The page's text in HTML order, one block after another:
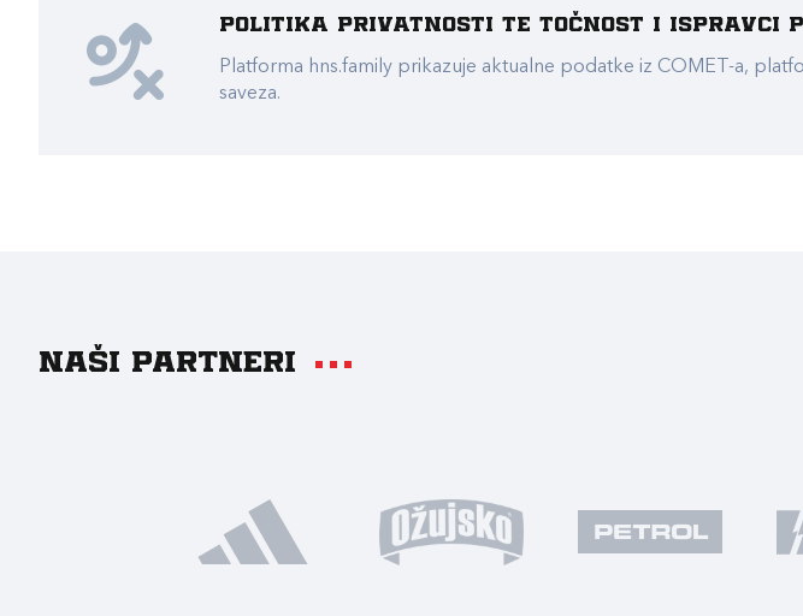
Politika privatnosti te točnost i ispravci
Platforma hns.family prikazuje aktualne podatke iz COMET-a,
saveza.
Naši partneri